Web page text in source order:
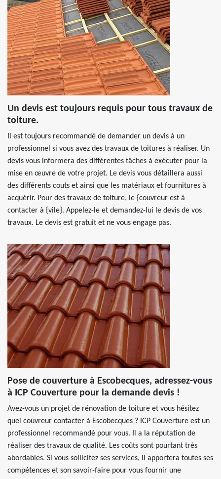
Un devis est toujours requis pour tous travaux de
toiture.
Il est toujours recommandé de demander un devis à un
professionnel si vous avez des travaux de toitures à réaliser. Un
devis vous informera des différentes tâches à exécuter pour la
mise en œuvre de votre projet. Le devis vous détaillera aussi
des différents couts et ainsi que les matériaux et fournitures à
acquérir. Pour des travaux de toiture, le {couvreur est à
contacter à {vile}. Appelez-le et demandez-lui le devis de vos
travaux. Le devis est gratuit et ne vous engage pas.
Pose de couverture à Escobecques, adressez-vous
à ICP Couverture pour la demande devis !
Avez-vous un projet de rénovation de toiture et vous hésitez
quel couvreur contacter à Escobecques ? ICP Couverture est un
professionnel recommandé pour vous. Il a la réputation de
réaliser des travaux de qualité. Les coûts sont pourtant très
abordables. Si vous sollicitez ses services, il apportera toutes ses
compétences et son savoir-faire pour vous fournir une